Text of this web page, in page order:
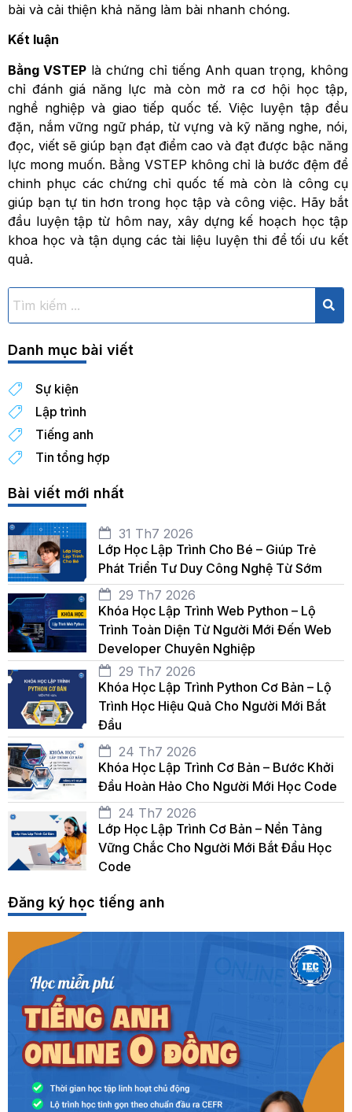
bài và cải thiện khả năng làm bài nhanh chóng.
Kết luận
Bằng VSTEP là chứng chỉ tiếng Anh quan trọng, không
chỉ đánh giá năng lực mà còn mở ra cơ hội học tập,
nghề nghiệp và giao tiếp quốc tế. Việc luyện tập đều
đặn, nắm vững ngữ pháp, từ vựng và kỹ năng nghe, nói,
đọc, viết sẽ giúp bạn đạt điểm cao và đạt được bậc năng
lực mong muốn. Bằng VSTEP không chỉ là bước đệm để
chinh phục các chứng chỉ quốc tế mà còn là công cụ
giúp bạn tự tin hơn trong học tập và công việc. Hãy bắt
đầu luyện tập từ hôm nay, xây dựng kế hoạch học tập
khoa học và tận dụng các tài liệu luyện thi để tối ưu kết
quả.
Danh mục bài viết
Sự kiện
Lập trình
Tiếng anh
Tin tổng hợp
Bài viết mới nhất
31 Th7 2026
Lớp Học Lập Trình Cho Bé – Giúp Trẻ
Phát Triển Tư Duy Công Nghệ Từ Sớm
29 Th7 2026
Khóa Học Lập Trình Web Python – Lộ
Trình Toàn Diện Từ Người Mới Đến Web
Developer Chuyên Nghiệp
29 Th7 2026
Khóa Học Lập Trình Python Cơ Bản – Lộ
Trình Học Hiệu Quả Cho Người Mới Bắt
Đầu
24 Th7 2026
Khóa Học Lập Trình Cơ Bản – Bước Khởi
Đầu Hoàn Hảo Cho Người Mới Học Code
24 Th7 2026
Lớp Học Lập Trình Cơ Bản – Nền Tảng
Vững Chắc Cho Người Mới Bắt Đầu Học
Code
Đăng ký học tiếng anh